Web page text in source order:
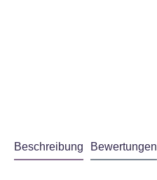
Beschreibung Bewertungen